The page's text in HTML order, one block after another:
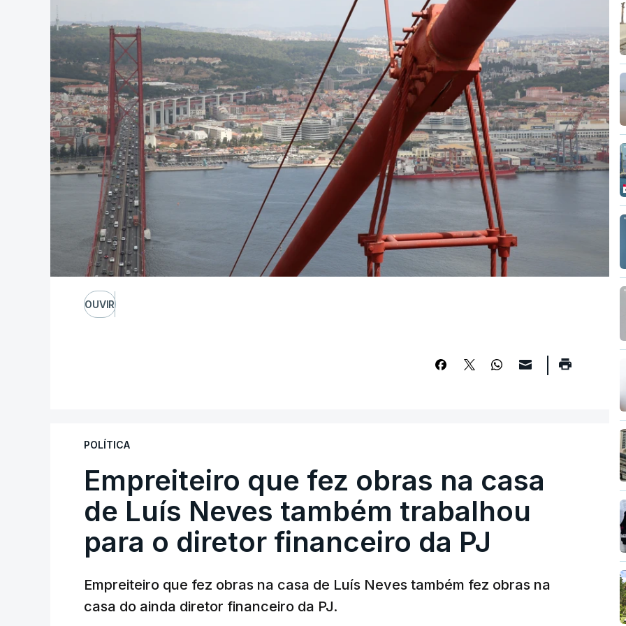
OUVIR
POLÍTICA
Empreiteiro que fez obras na casa
de Luís Neves também trabalhou
para o diretor financeiro da PJ
Empreiteiro que fez obras na casa de Luís Neves também fez obras na
casa do ainda diretor financeiro da PJ.